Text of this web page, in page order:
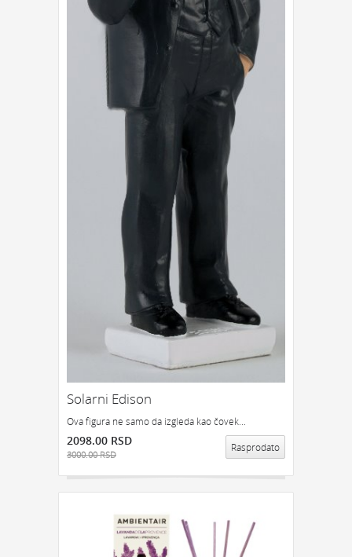
Solarni Edison
Ova figura ne samo da izgleda kao čovek...
2098.00 RSD
3000.00 RSD
Rasprodato